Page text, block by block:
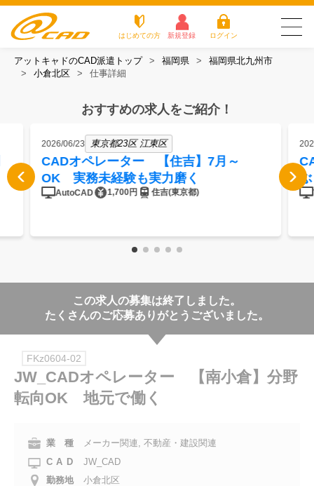
はじめての方 新規登録 ログイン
友だち追加で
最新の求人を確認
アットキャドが選ばれる3つの理由
派遣がはじめての方
お仕事を探す
お電話でのお問い合わせ
東 京 0120-630-660
名古屋 0120-960-379 横 浜 0120-978-186
電話受付：平日 9:15～19:00
アットキャドが選
派遣がは
方
探す
ム
アットキャドのCAD派遣トップ 福岡県
福岡県北九州市
小倉北区
仕事詳細
おすすめの求人をご紹介！
2026/06/23 東京都23区 江東区
CADオペレーター 【住吉】7月～
OK 実務未経験も実力磨く
AutoCAD 1,700円 住吉(東京都)
この求人の募集は終了しました。
たくさんのご応募ありがとうございました。
FKz0604-02
JW_CADオペレーター 【南小倉】分野
転向OK 地元で働く
業 種
メーカー関連, 不動産・建設関連
CAD
JW_CAD
勤務地
小倉北区